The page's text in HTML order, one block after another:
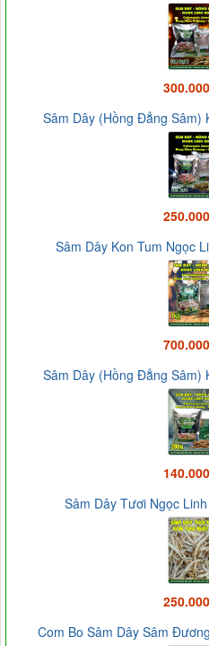
Sâm Dây (Hồng Đẳng Sâm)
Sâm Dây Kon Tum Ngọc
Sâm Dây (Hồng Đẳng Sâm)
Sâm Dây Tươi Ngọc
Com Bo Sâm Dây Sâm